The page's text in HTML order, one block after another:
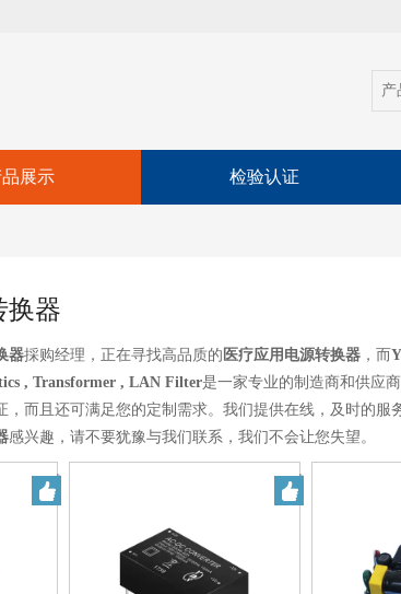
展示 检验认证
换器
器採购经理，正在寻找高品质的 医疗应用电源转换器 ，而
, Transformer , LAN Filter是一家专业的制造商和供应
，而且还可满足您的定制需求。我们提供在线，及时的服
感兴趣，请不要犹豫与我们联系，我们不会让您失望。